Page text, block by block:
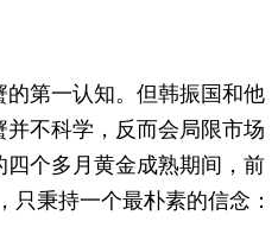
的第一认知。但韩振国和他
不科学，反而会局限市场
四个多月黄金成熟期间，前
秉持一个最朴素的信念：